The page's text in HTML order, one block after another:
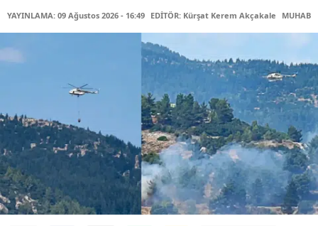
YAYINLAMA: 09 Ağustos 2026 - 16:49 EDİTÖR: Kürşat Kerem Akçakale